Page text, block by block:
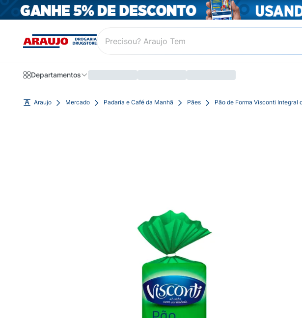
Departamentos
Araujo Mercado Padaria e Café da Manhã Pães Pão de Forma Visconti Integral